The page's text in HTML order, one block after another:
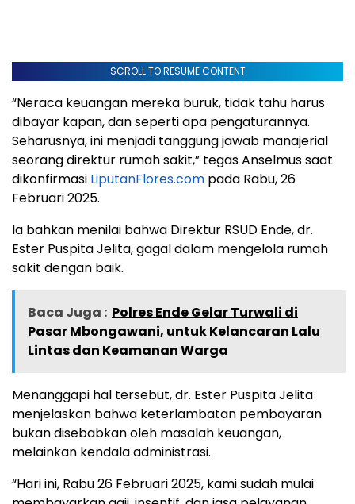
SCROLL TO RESUME CONTENT
“Neraca keuangan mereka buruk, tidak tahu harus
dibayar kapan, dan seperti apa pengaturannya.
Seharusnya, ini menjadi tanggung jawab manajerial
seorang direktur rumah sakit,” tegas Anselmus saat
dikonfirmasi LiputanFlores.com pada Rabu, 26
Februari 2025.
Ia bahkan menilai bahwa Direktur RSUD Ende, dr.
Ester Puspita Jelita, gagal dalam mengelola rumah
sakit dengan baik.
Baca Juga : Polres Ende Gelar Turwali di
Pasar Mbongawani, untuk Kelancaran Lalu
Lintas dan Keamanan Warga
Menanggapi hal tersebut, dr. Ester Puspita Jelita
menjelaskan bahwa keterlambatan pembayaran
bukan disebabkan oleh masalah keuangan,
melainkan kendala administrasi.
“Hari ini, Rabu 26 Februari 2025, kami sudah mulai